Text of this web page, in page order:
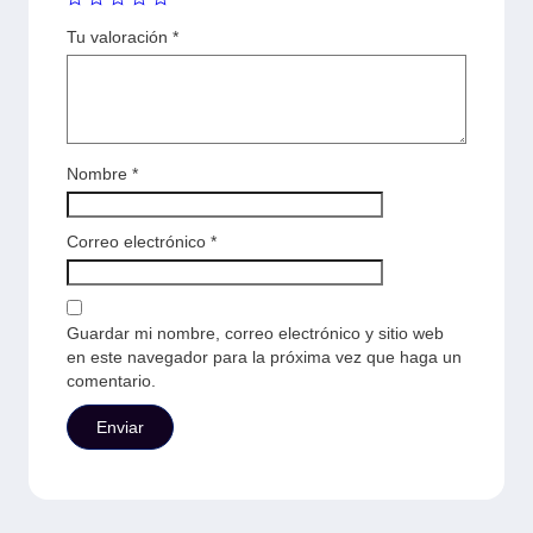
Tu valoración *
Nombre *
Correo electrónico *
Guardar mi nombre, correo electrónico y sitio web
en este navegador para la próxima vez que haga un
comentario.